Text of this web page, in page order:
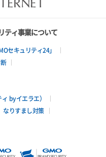
ティ事業について
セキュリティ24」
byイエラエ）
なりすまし対策